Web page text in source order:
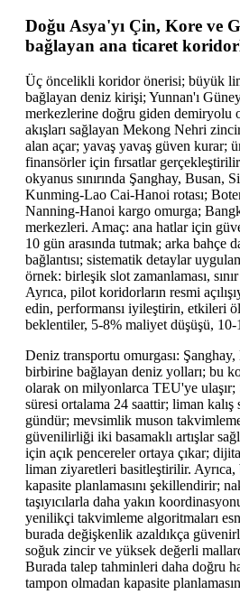
Doğu Asya'yı Çin, Kore ve
bağlayan ana ticaret
Üç öncelikli koridor önerisi; büyük
bağlayan deniz kirişi; Yunnan'ı
merkezlerine doğru giden demiryolu
akışları sağlayan Mekong Nehri
alan açar; yavaş yavaş güven kurar;
finansörler için fırsatlar
okyanus sınırında Şanghay, Busan,
Kunming-Lao Cai-Hanoi rotası;
Nanning-Hanoi kargo omurga;
merkezleri. Amaç: ana hatlar için
10 gün arasında tutmak; arka bahçe
bağlantısı; sistematik detaylar
örnek: birleşik slot zamanlaması,
Ayrıca, pilot koridorların resmi
edin, performansı iyileştirin, etkileri
beklentiler, 5-8% maliyet düşüşü, 10-
Deniz transportu omurgası:
birbirine bağlayan deniz yolları; bu
olarak on milyonlarca TEU'ye ulaşır;
süresi ortalama 24 saattir; liman kalış
gündür; mevsimlik muson
güvenilirliği iki basamaklı artışlar
için açık pencereler ortaya çıkar;
liman ziyaretleri basitleştirilir. Ayrıca,
kapasite planlamasını şekillendirir;
taşıyıcılarla daha yakın
yenilikçi takvimleme algoritmaları
burada değişkenlik azaldıkça
soğuk zincir ve yüksek değerli
Burada talep tahminleri daha doğru
tampon olmadan kapasite